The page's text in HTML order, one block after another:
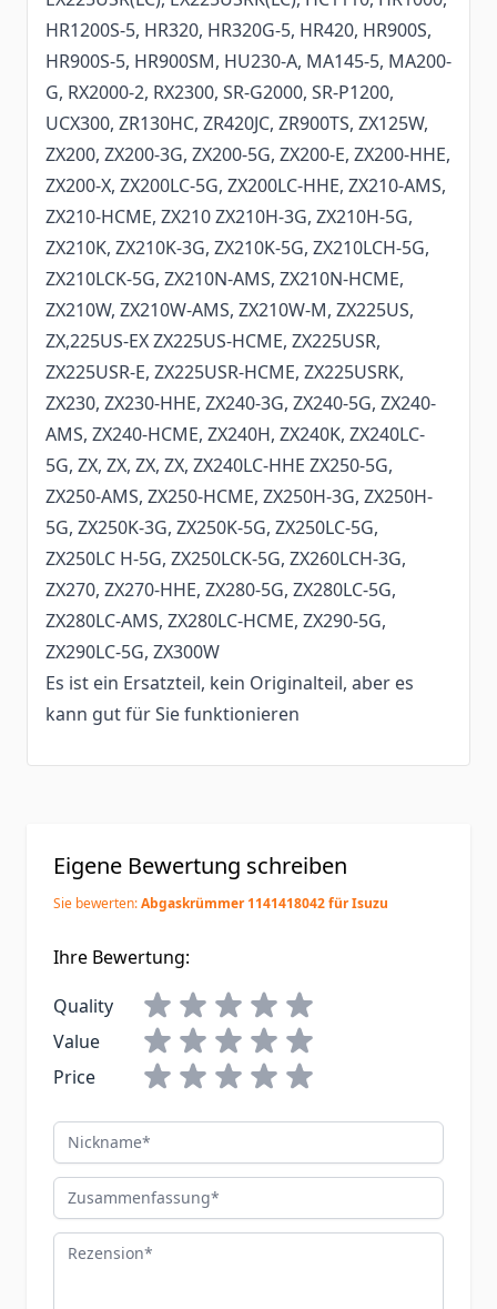
HR1200S-5, HR320, HR320G-5, HR420, HR900S,
HR900S-5, HR900SM, HU230-A, MA145-5, MA200-
G, RX2000-2, RX2300, SR-G2000, SR-P1200,
UCX300, ZR130HC, ZR420JC, ZR900TS, ZX125W,
ZX200, ZX200-3G, ZX200-5G, ZX200-E, ZX200-HHE,
ZX200-X, ZX200LC-5G, ZX200LC-HHE, ZX210-AMS,
ZX210-HCME, ZX210 ZX210H-3G, ZX210H-5G,
ZX210K, ZX210K-3G, ZX210K-5G, ZX210LCH-5G,
ZX210LCK-5G, ZX210N-AMS, ZX210N-HCME,
ZX210W, ZX210W-AMS, ZX210W-M, ZX225US,
ZX,225US-EX ZX225US-HCME, ZX225USR,
ZX225USR-E, ZX225USR-HCME, ZX225USRK,
ZX230, ZX230-HHE, ZX240-3G, ZX240-5G, ZX240-
AMS, ZX240-HCME, ZX240H, ZX240K, ZX240LC-
5G, ZX, ZX, ZX, ZX, ZX240LC-HHE ZX250-5G,
ZX250-AMS, ZX250-HCME, ZX250H-3G, ZX250H-
5G, ZX250K-3G, ZX250K-5G, ZX250LC-5G,
ZX250LC H-5G, ZX250LCK-5G, ZX260LCH-3G,
ZX270, ZX270-HHE, ZX280-5G, ZX280LC-5G,
ZX280LC-AMS, ZX280LC-HCME, ZX290-5G,
ZX290LC-5G, ZX300W
Es ist ein Ersatzteil, kein Originalteil, aber es
kann gut für Sie funktionieren
Eigene Bewertung schreiben
Sie bewerten:Abgaskrümmer 1141418042 für Isuzu
Ihre Bewertung:
Quality
Value
Price
Nickname
Zusammenfassung
Rezension